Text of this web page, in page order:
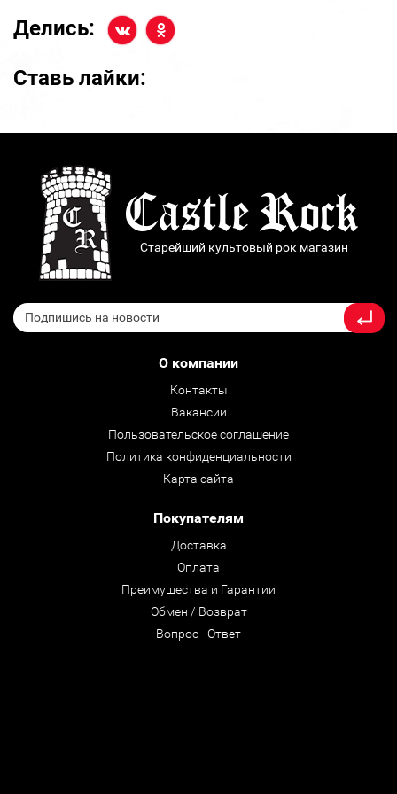
Делись:
Ставь лайки:
Старейший культовый рок магазин
О компании
Контакты
Вакансии
Пользовательское соглашение
Политика конфиденциальности
Карта сайта
Покупателям
Доставка
Оплата
Преимущества и Гарантии
Обмен / Возврат
Вопрос - Ответ